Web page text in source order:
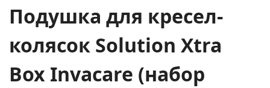
Подушка для кресел-
колясок Solution Xtra
Box Invacare (набор